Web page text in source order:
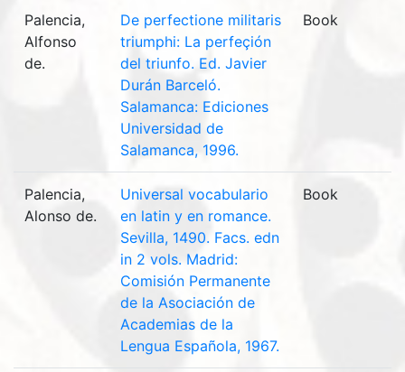
Palencia,
Alfonso
de.
De perfectione militaris
triumphi: La perfeçión
del triunfo. Ed. Javier
Durán Barceló.
Salamanca: Ediciones
Universidad de
Salamanca, 1996.
Book
Palencia,
Alonso de.
Universal vocabulario
en latin y en romance.
Sevilla, 1490. Facs. edn
in 2 vols. Madrid:
Comisión Permanente
de la Asociación de
Academias de la
Lengua Española, 1967.
Book